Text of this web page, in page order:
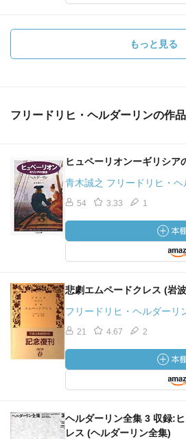
もっと見る
フリードリヒ・ヘルダーリンの作品
ヒュペーリオンーギリシア
青木誠之 フリードリヒ・ヘ
54 3.33 1
悲劇エムペードクレス (岩
フリードリヒ・ヘルダーリ
21 4.67 2
ヘルダーリン全集 3 収録:
レス (ヘルダーリン全集)